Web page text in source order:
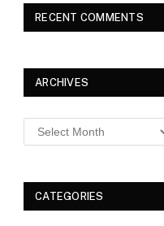
RECENT COMMENTS
ARCHIVES
Archives
CATEGORIES